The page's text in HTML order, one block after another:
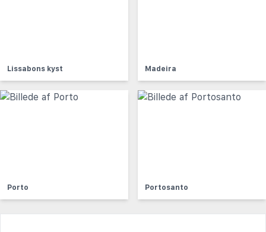
Lissabons kyst Madeira
Porto Portosanto